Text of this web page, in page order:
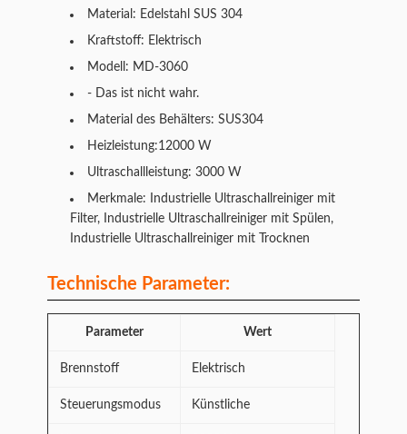
Material: Edelstahl SUS 304
Kraftstoff: Elektrisch
Modell: MD-3060
- Das ist nicht wahr.
Material des Behälters: SUS304
Heizleistung:12000 W
Ultraschallleistung: 3000 W
Merkmale: Industrielle Ultraschallreiniger mit
Filter, Industrielle Ultraschallreiniger mit Spülen,
Industrielle Ultraschallreiniger mit Trocknen
Technische Parameter:
Parameter Wert
Brennstoff Elektrisch
Steuerungsmodus Künstliche